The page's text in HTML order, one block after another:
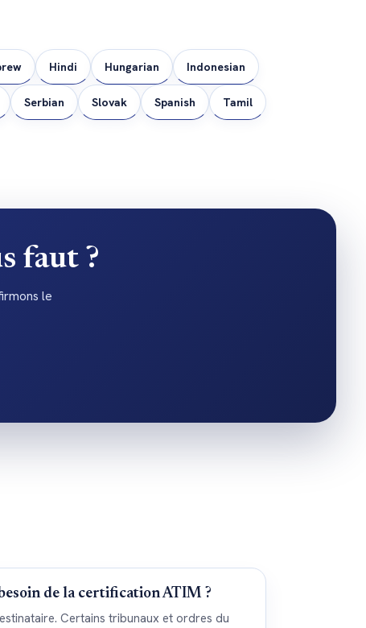
Hindi Hungarian Indonesian
Serbian Slovak Spanish Tamil
faut ?
le
de la certification ATIM ?
Certains tribunaux et ordres du